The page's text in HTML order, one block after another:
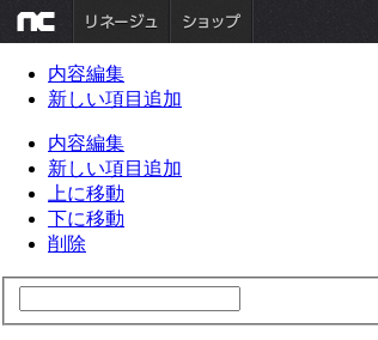
内容編集
新しい項目追加
内容編集
新しい項目追加
上に移動
下に移動
削除